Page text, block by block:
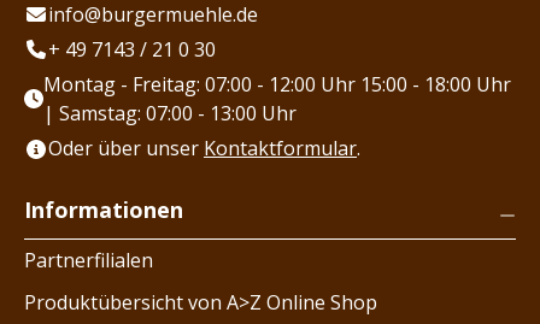
info@burgermuehle.de
+ 49 7143 / 21 0 30
Montag - Freitag: 07:00 - 12:00 Uhr 15:00 - 18:00 Uhr
| Samstag: 07:00 - 13:00 Uhr
Oder über unser Kontaktformular.
Informationen
Partnerfilialen
Produktübersicht von A>Z Online Shop